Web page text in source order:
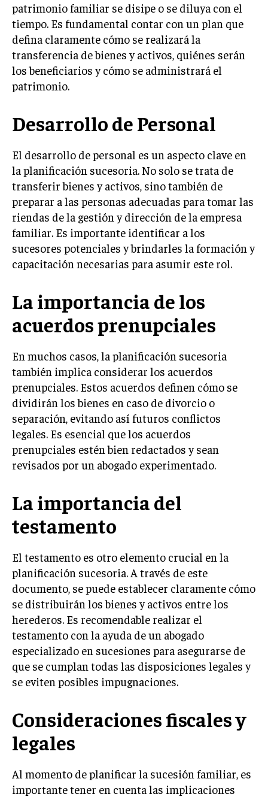
VENTA DE ENLACES
MARKETING DIGITAL
PUBLICIDAD
VENTAS Y PERSUASIÓN
GESTIÓN DE MARCA
INVESTIGACIÓN DE MERCADO
ANÁLISIS DE COMPETENCIA
GESTIÓN DE CLIENTES
EMPRENDIMIENTO
INNOVACIÓN EMPRESARIAL
LIDERAZGO
HABILIDADES DIRECTIVAS
EMPRENDIMIENTO
PLANIFICACIÓN EMPRESARIAL
FINANZAS
FINANZAS Y CONTABILIDAD
GESTIÓN DE RECURSOS FINANCIEROS
INVERSIONES Y MERCADOS FINANCIEROS
ECONOMÍA EMPRESARIAL
NEGOCIOS INTERNACIONALES
COMERCIO INTERNACIONAL
EXPANSIÓN GLOBAL
IMPORTACIÓN Y EXPORTACIÓN
ALIANZAS ESTRATÉGICAS
TECNOLOGIA
SOSTENIBILIDAD Y MEDIO AMBIENTE
TRANSFORMACIÓN DIGITAL
ANALÍTICA EMPRESARIAL Y BUSINESS
CIBERSEGURIDAD EMPRESARIAL
patrimonio familiar se disipe o se diluya con el
tiempo. Es fundamental contar con un plan que
defina claramente cómo se realizará la
transferencia de bienes y activos, quiénes serán
los beneficiarios y cómo se administrará el
patrimonio.
Desarrollo de Personal
El desarrollo de personal es un aspecto clave en
la planificación sucesoria. No solo se trata de
transferir bienes y activos, sino también de
preparar a las personas adecuadas para tomar las
riendas de la gestión y dirección de la empresa
familiar. Es importante identificar a los
sucesores potenciales y brindarles la formación y
capacitación necesarias para asumir este rol.
La importancia de los
acuerdos prenupciales
En muchos casos, la planificación sucesoria
también implica considerar los acuerdos
prenupciales. Estos acuerdos definen cómo se
dividirán los bienes en caso de divorcio o
separación, evitando así futuros conflictos
legales. Es esencial que los acuerdos
prenupciales estén bien redactados y sean
revisados por un abogado experimentado.
La importancia del
testamento
El testamento es otro elemento crucial en la
planificación sucesoria. A través de este
documento, se puede establecer claramente cómo
se distribuirán los bienes y activos entre los
herederos. Es recomendable realizar el
testamento con la ayuda de un abogado
especializado en sucesiones para asegurarse de
que se cumplan todas las disposiciones legales y
se eviten posibles impugnaciones.
Consideraciones fiscales y
legales
Al momento de planificar la sucesión familiar, es
importante tener en cuenta las implicaciones